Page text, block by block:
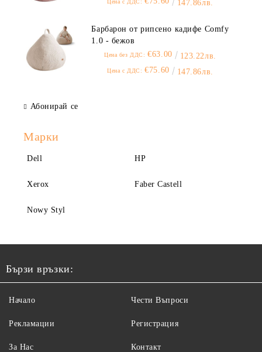
Цена с ДДС: 147.86лв.
Барбарон от рипсено кадифе Comfy
1.0 - бежов
Цена без ДДС: €63.00 123.22лв.
Цена с ДДС: €75.60 147.86лв.
Абонирай се
Марки
Dell HP
Xerox Faber Castell
Nowy Styl
Бързи връзки:
Начало
Рекламации
За Нас
Чести Въпроси
Регистрация
Контакт